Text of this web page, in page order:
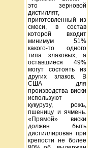
это зерновой
дистиллят,
приготовленный из
смеси, в состав
которой входит
минимум 51%
какого-то одного
типа злаковых, а
оставшиеся 49%
могут состоять из
других злаков. В
США для
производства виски
используют
кукурузу, рожь,
пшеницу и ячмень.
«Прямой» виски
должен быть
дистиллирован при
крепости не более